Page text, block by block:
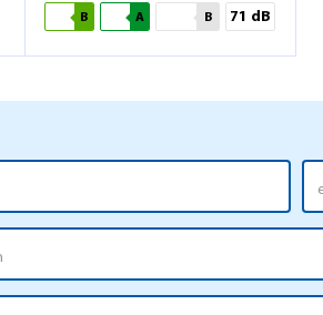
B A B 71 dB